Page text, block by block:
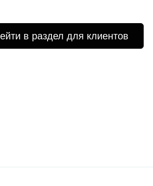
в раздел для клиентов